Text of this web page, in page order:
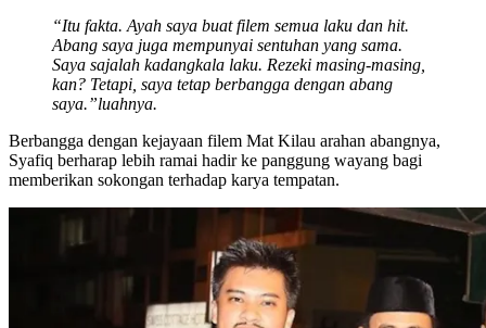
“Itu fakta. Ayah saya buat filem semua laku dan hit.
Abang saya juga mempunyai sentuhan yang sama.
Saya sajalah kadangkala laku. Rezeki masing-masing,
kan? Tetapi, saya tetap berbangga dengan abang
saya.”luahnya.
Berbangga dengan kejayaan filem Mat Kilau arahan abangnya,
Syafiq berharap lebih ramai hadir ke panggung wayang bagi
memberikan sokongan terhadap karya tempatan.